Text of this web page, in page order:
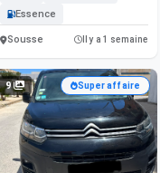
Essence
Sousse Il y a 1 semaine
9 Super affaire